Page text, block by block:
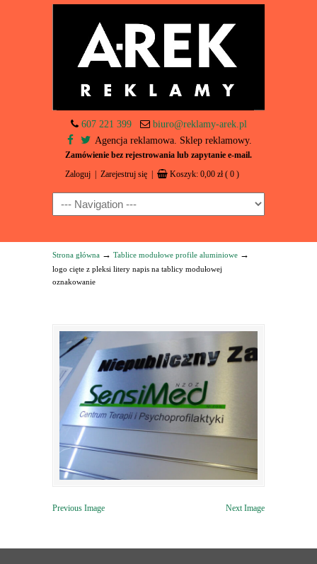
607 221 399
biuro@reklamy-arek.pl
Agencja reklamowa. Sklep reklamowy.
Zamówienie bez rejestrowania lub zapytanie e-mail.
Zaloguj Zarejestruj się Koszyk: 0,00 zł ( 0 )
Navigation
Strona główna → Tablice modułowe profile aluminiowe →
logo cięte z pleksi litery napis na tablicy modułowej
oznakowanie
Previous Image Next Image